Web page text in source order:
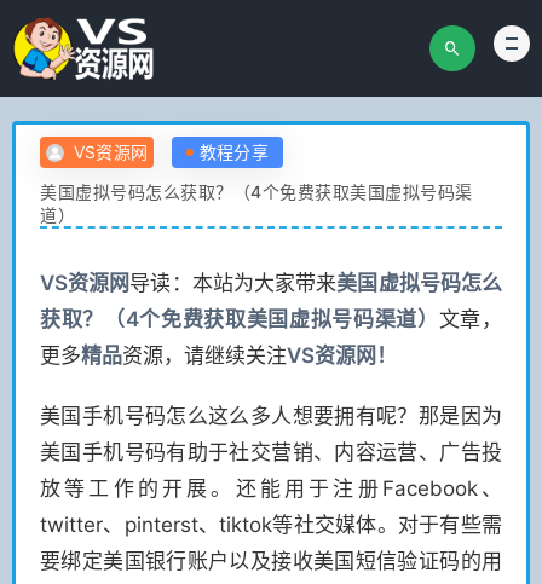
VS资源网
教程分享
美国虚拟号码怎么获取？（4个免费获取美国虚拟号码渠
道）
VS资源网 导读：本站为大家带来美国虚拟号码怎么
获取？（4个免费获取美国虚拟号码渠道） 文章，
更多精品资源，请继续关注VS资源网！
美国手机号码怎么这么多人想要拥有呢？那是因为
美国手机号码有助于社交营销、内容运营、广告投
放等工作的开展。还能用于注册Facebook、
twitter、pinterst、tiktok等社交媒体。对于有些需
要绑定美国银行账户以及接收美国短信验证码的用